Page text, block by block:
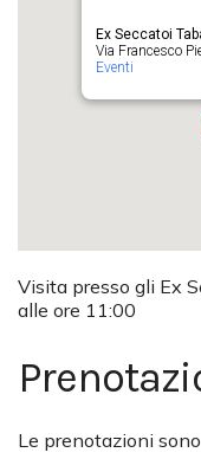
Ex Seccatoi
Via Francesco
Eventi
Visita presso gli Ex
alle ore 11:00
Le prenotazioni